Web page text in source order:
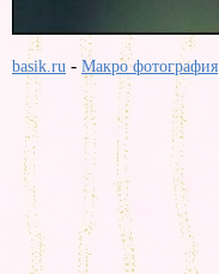
basik.ru - Макро фотография